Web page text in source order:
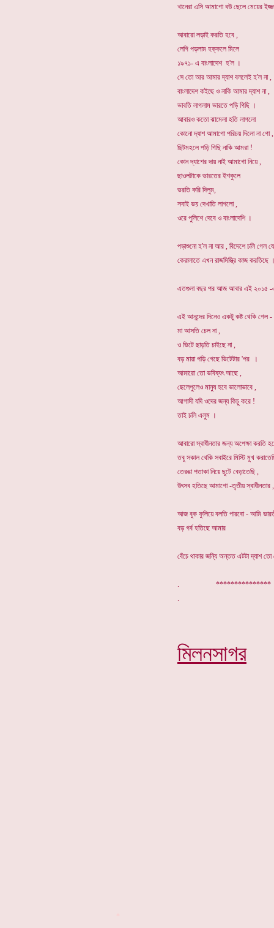
খানেরা এসি আমাগো বউ ছেলে মেয়ের
আবারো লড়াই করতি হবে ,
লেগি পড়লাম হক্কলে মিলে
১৯৭১- এ বাংলাদেশ হ'ল ।
সে তো আর আমার দ্যাশ বললেই হ'ল না ,
বাংলাদেশ কইছে ও নাকি আমার দ্যাশ না ,
ভাবতি লাগলাম ভারতে পড়ি গিছি ।
আবারও কতো ঝামেলা হতি লাগলো
কোনো দ্যাশ আমাগো পরিচয় দিলো না গো ,
ছিটমহলে পড়ি গিছি নাকি আমরা !
কোন দ্যাশের দায় নাই আমাগো নিয়ে ,
ছাওলটাকে ভারতের ইশকুলে
ভরতি করি দিলুম,
সবাই ভয় দেখাতি লাগলো ,
ওরে পুলিশে দেবে ও বাংলাদেশি ।
পড়াশুনো হ'ল না আর , বিদেশে চলি গেল যে
কেরালাতে এখন রাজমিস্ত্রি কাজ করতিছে
এতগুলা বছর পর আজ আবার এই ২০১৫ -এ
এই আনন্দের দিনেও একটু কষ্ট থেকি গেল -
মা আসতি চেল না ,
ও ভিটে ছাড়তি চাইছে না ,
বড় মায়া পড়ি গেছে ভিটেটার 'পর ।
আমারো তো ভবিষ্যৎ আছে ,
ছেলেপুলেও মানুষ হবে ভালোভাবে ,
আগামী যদি ওদের জন্য কিচু করে !
তাই চলি এলুম ।
আবারো স্বাধীনতার জন্য অপেক্ষা করতি
তবু সকাল থেকি সবাইরে মিস্টি মুখ
তেরঙা পতাকা নিয়ে ছুটে বেড়াতেছি ,
উৎসব হতিছে আমাগো -তৃতীয় স্বাধীনতার ,
আজ বুক ফুলিয়ে বলতি পারবো - আমি
বড় গর্ব হতিছে আমার
বেঁচে থাকার জন্যি অন্তত এটটা দ্যাশ
. ***************
মিলনসাগর